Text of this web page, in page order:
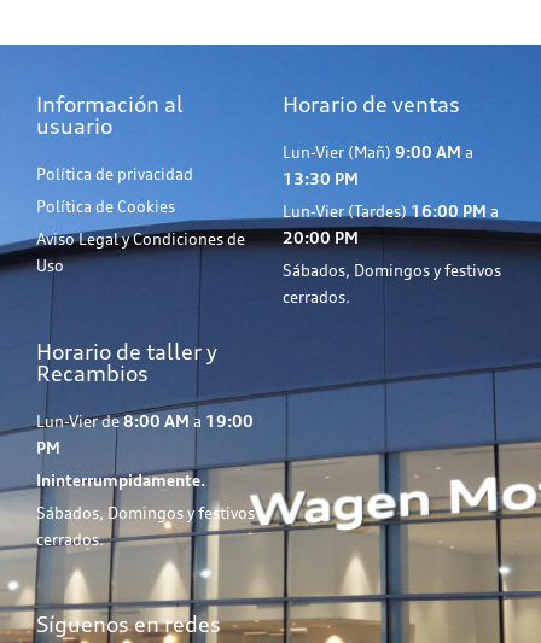
Información al
usuario
Política de privacidad
Política de Cookies
Aviso Legal y Condiciones de
Uso
Horario de ventas
Lun-Vier (Mañ) 9:00 AM a
13:30 PM
Lun-Vier (Tardes)16:00 PM a
20:00 PM
Sábados, Domingos y festivos
cerrados.
Horario de taller y
Recambios
Lun-Vier de8:00 AM a 19:00
PM
Ininterrumpidamente.
Sábados, Domingos y festivos
cerrados.
Síguenos en redes